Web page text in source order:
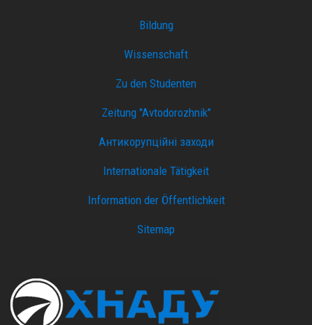
Bildung
Wissenschaft
Zu den Studenten
Zeitung "Avtodorozhnik"
Антикорупційні заходи
Internationale Tätigkeit
Information der Öffentlichkeit
Sitemap